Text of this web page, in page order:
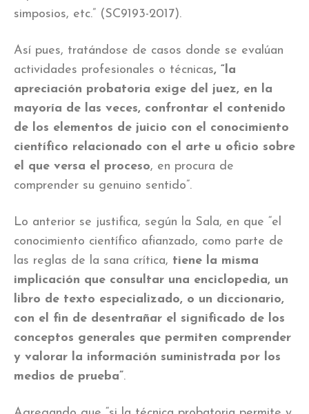
simposios, etc.” (SC9193-2017).
Así pues, tratándose de casos donde se evalúan
actividades profesionales o técnicas, “la
apreciación probatoria exige del juez, en la
mayoría de las veces, confrontar el contenido
de los elementos de juicio con el conocimiento
científico relacionado con el arte u oficio sobre
el que versa el proceso, en procura de
comprender su genuino sentido”.
Lo anterior se justifica, según la Sala, en que “el
conocimiento científico afianzado, como parte de
las reglas de la sana crítica, tiene la misma
implicación que consultar una enciclopedia, un
libro de texto especializado, o un diccionario,
con el fin de desentrañar el significado de los
conceptos generales que permiten comprender
y valorar la información suministrada por los
medios de prueba”.